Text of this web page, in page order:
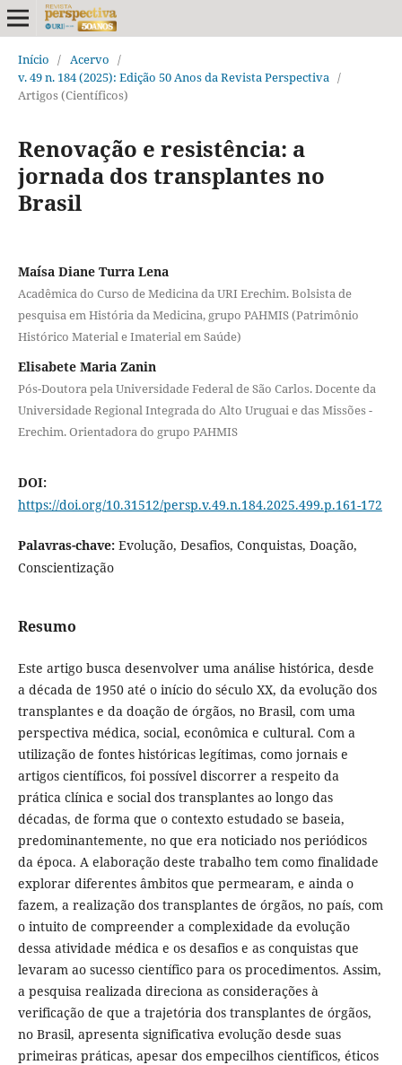
Início / Acervo /
v. 49 n. 184 (2025): Edição 50 Anos da Revista Perspectiva /
Artigos (Científicos)
Renovação e resistência: a
jornada dos transplantes no
Brasil
Maísa Diane Turra Lena
Acadêmica do Curso de Medicina da URI Erechim. Bolsista de
pesquisa em História da Medicina, grupo PAHMIS (Patrimônio
Histórico Material e Imaterial em Saúde)
Elisabete Maria Zanin
Pós-Doutora pela Universidade Federal de São Carlos. Docente da
Universidade Regional Integrada do Alto Uruguai e das Missões -
Erechim. Orientadora do grupo PAHMIS
DOI:
https://doi.org/10.31512/persp.v.49.n.184.2025.499.p.161-172
Palavras-chave: Evolução, Desafios, Conquistas, Doação,
Conscientização
Resumo
Este artigo busca desenvolver uma análise histórica, desde
a década de 1950 até o início do século XX, da evolução dos
transplantes e da doação de órgãos, no Brasil, com uma
perspectiva médica, social, econômica e cultural. Com a
utilização de fontes históricas legítimas, como jornais e
artigos científicos, foi possível discorrer a respeito da
prática clínica e social dos transplantes ao longo das
décadas, de forma que o contexto estudado se baseia,
predominantemente, no que era noticiado nos periódicos
da época. A elaboração deste trabalho tem como finalidade
explorar diferentes âmbitos que permearam, e ainda o
fazem, a realização dos transplantes de órgãos, no país, com
o intuito de compreender a complexidade da evolução
dessa atividade médica e os desafios e as conquistas que
levaram ao sucesso científico para os procedimentos. Assim,
a pesquisa realizada direciona as considerações à
verificação de que a trajetória dos transplantes de órgãos,
no Brasil, apresenta significativa evolução desde suas
primeiras práticas, apesar dos empecilhos científicos, éticos